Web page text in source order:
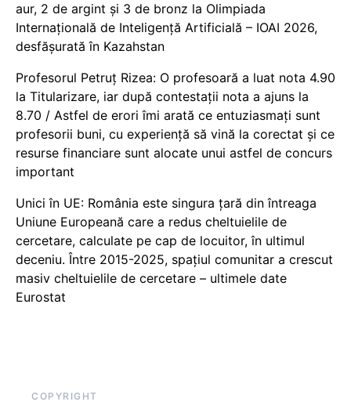
aur, 2 de argint și 3 de bronz la Olimpiada
Internațională de Inteligență Artificială – IOAI 2026,
desfășurată în Kazahstan
Profesorul Petruț Rizea: O profesoară a luat nota 4.90
la Titularizare, iar după contestații nota a ajuns la
8.70 / Astfel de erori îmi arată ce entuziasmați sunt
profesorii buni, cu experiență să vină la corectat și ce
resurse financiare sunt alocate unui astfel de concurs
important
Unici în UE: România este singura țară din întreaga
Uniune Europeană care a redus cheltuielile de
cercetare, calculate pe cap de locuitor, în ultimul
deceniu. Între 2015-2025, spațiul comunitar a crescut
masiv cheltuielile de cercetare – ultimele date
Eurostat
COPYRIGHT